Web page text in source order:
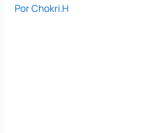
PorChokri.H